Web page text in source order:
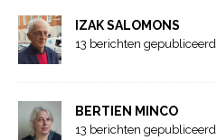
IZAK SALOMONS
13 berichten gepubliceerd
BERTIEN MINCO
13 berichten gepubliceerd